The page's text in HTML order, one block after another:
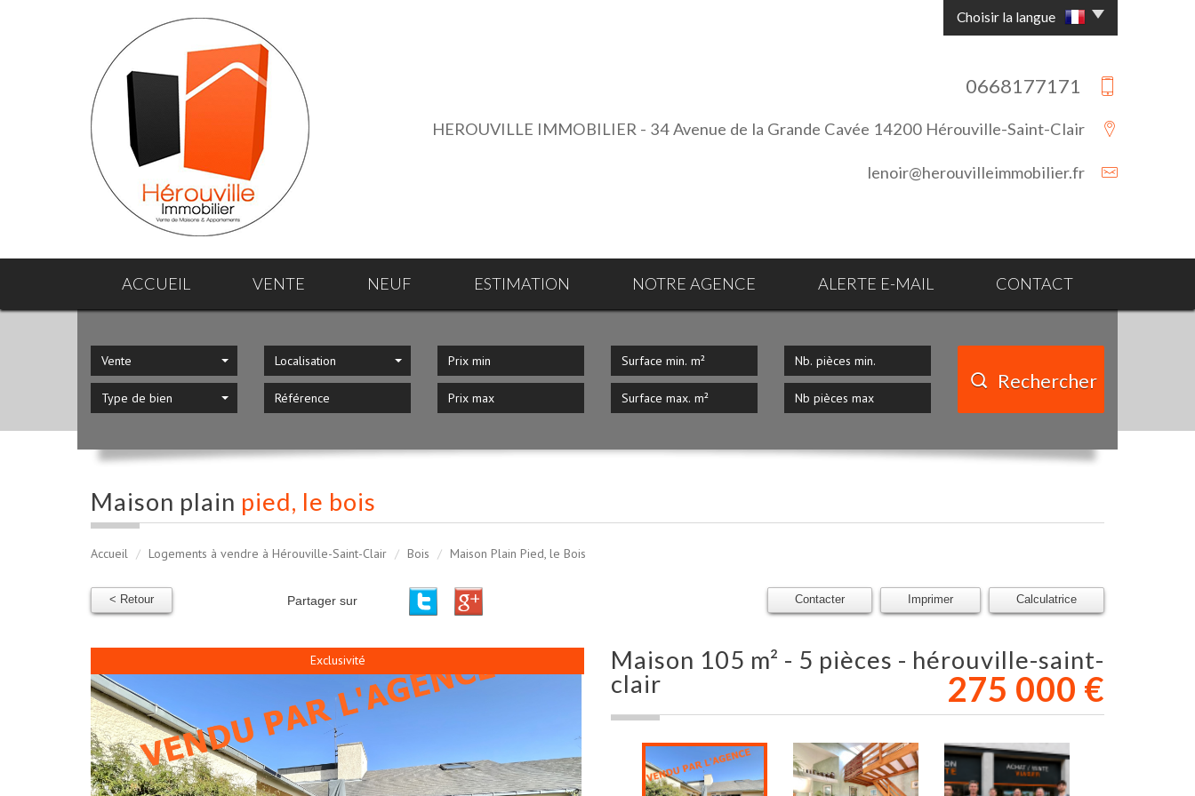
Choisir la langue
0668177171
HEROUVILLE IMMOBILIER - 34 Avenue de la Grande Cavée 14200 Hérouville-Saint-Clair
lenoir@herouvilleimmobilier.fr
ACCUEIL VENTE NEUF ESTIMATION NOTRE AGENCE ALERTE E-MAIL CONTACT
Vente
Type de bien
Localisation
Rechercher
maison plain pied, le bois
Accueil Logements à vendre à Hérouville-Saint-Clair Bois Maison Plain Pied, le Bois
< Retour Partager sur Contacter Imprimer Calculatrice
Exclusivité
maison 105 m² - 5 pièces - hérouville-saint-
clair
275 000 €